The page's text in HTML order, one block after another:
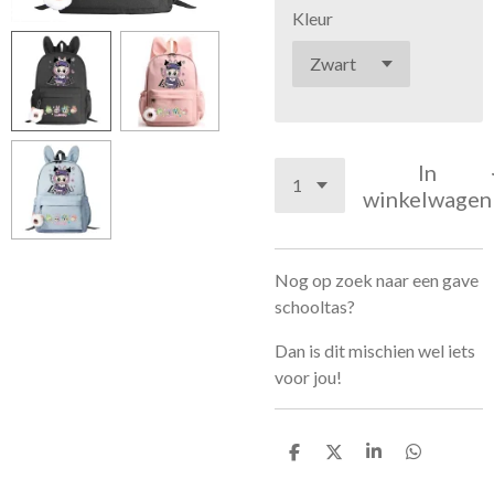
Kleur
In
winkelwagen
Nog op zoek naar een gave
schooltas?
Dan is dit mischien wel iets
voor jou!
D
D
S
D